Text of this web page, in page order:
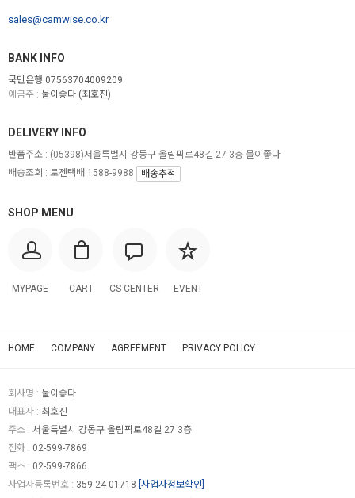
sales@camwise.co.kr
BANK INFO
국민은행 07563704009209
예금주 : 물이좋다 (최호진)
SHOP MENU
MYPAGE CART CS CENTER EVENT
DELIVERY INFO
반품주소 : (05398)서울특별시 강동구 올림픽로48길 27 3층 물이좋다
배송조회 : 로젠택배 1588-9988
배송추적
HOME COMPANY AGREEMENT PRIVACY POLICY
회사명 : 물이좋다
대표자 : 최호진
주소 : 서울특별시 강동구 올림픽로48길 27 3층
전화 : 02-599-7869
팩스 : 02-599-7866
사업자등록번호 : 359-24-01718 [사업자정보확인]